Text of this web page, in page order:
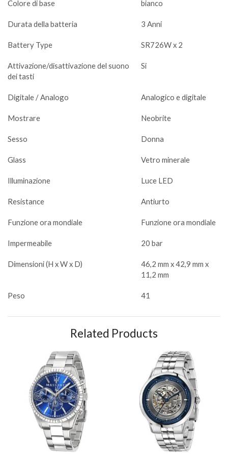
Colore di base bianco
Durata della batteria 3 Anni
Battery Type SR726W x 2
Attivazione/disattivazione del suono
dei tasti
Si
Digitale / Analogo Analogico e digitale
Mostrare Neobrite
Sesso Donna
Glass Vetro minerale
Illuminazione Luce LED
Resistance Antiurto
Funzione ora mondiale Funzione ora mondiale
Impermeabile 20 bar
Dimensioni (H x W x D)
46,2 mm x 42,9 mm x
11,2 mm
Peso 41
Related Products